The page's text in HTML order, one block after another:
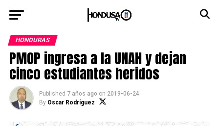
HONDURAS
PMOP ingresa a la UNAH y dejan
cinco estudiantes heridos
Published 7 años ago on 2019-06-24
By Oscar Rodríguez